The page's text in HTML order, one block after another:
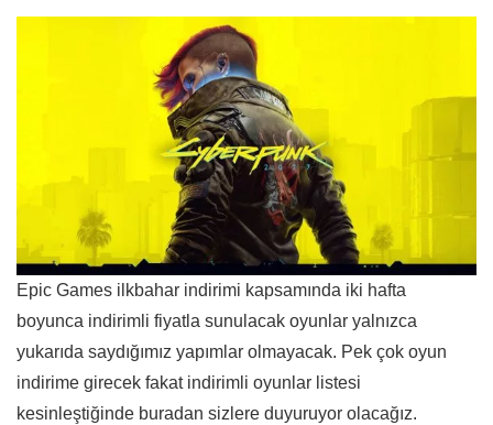
Epic Games ilkbahar indirimi kapsamında iki hafta
boyunca indirimli fiyatla sunulacak oyunlar yalnızca
yukarıda saydığımız yapımlar olmayacak. Pek çok oyun
indirime girecek fakat indirimli oyunlar listesi
kesinleştiğinde buradan sizlere duyuruyor olacağız.